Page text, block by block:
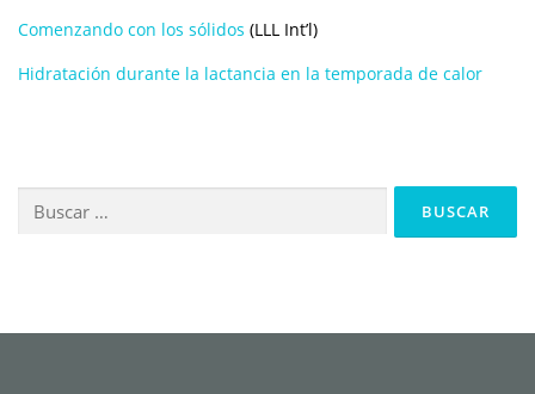
Comenzando con los sólidos (LLL Int’l)
Hidratación durante la lactancia en la temporada de calor
Buscar: